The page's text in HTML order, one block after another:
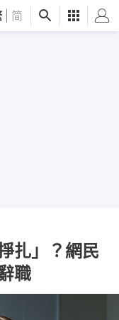
简
扎」？網民
職